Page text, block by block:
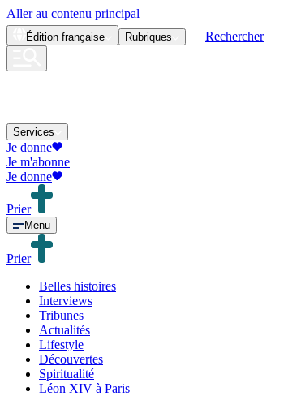
Aller au contenu principal
Édition française Rubriques Rechercher
Services
Je donne
Je m'abonne
Je donne
Prier
Menu
Prier
Belles histoires
Interviews
Tribunes
Actualités
Lifestyle
Découvertes
Spiritualité
Léon XIV à Paris